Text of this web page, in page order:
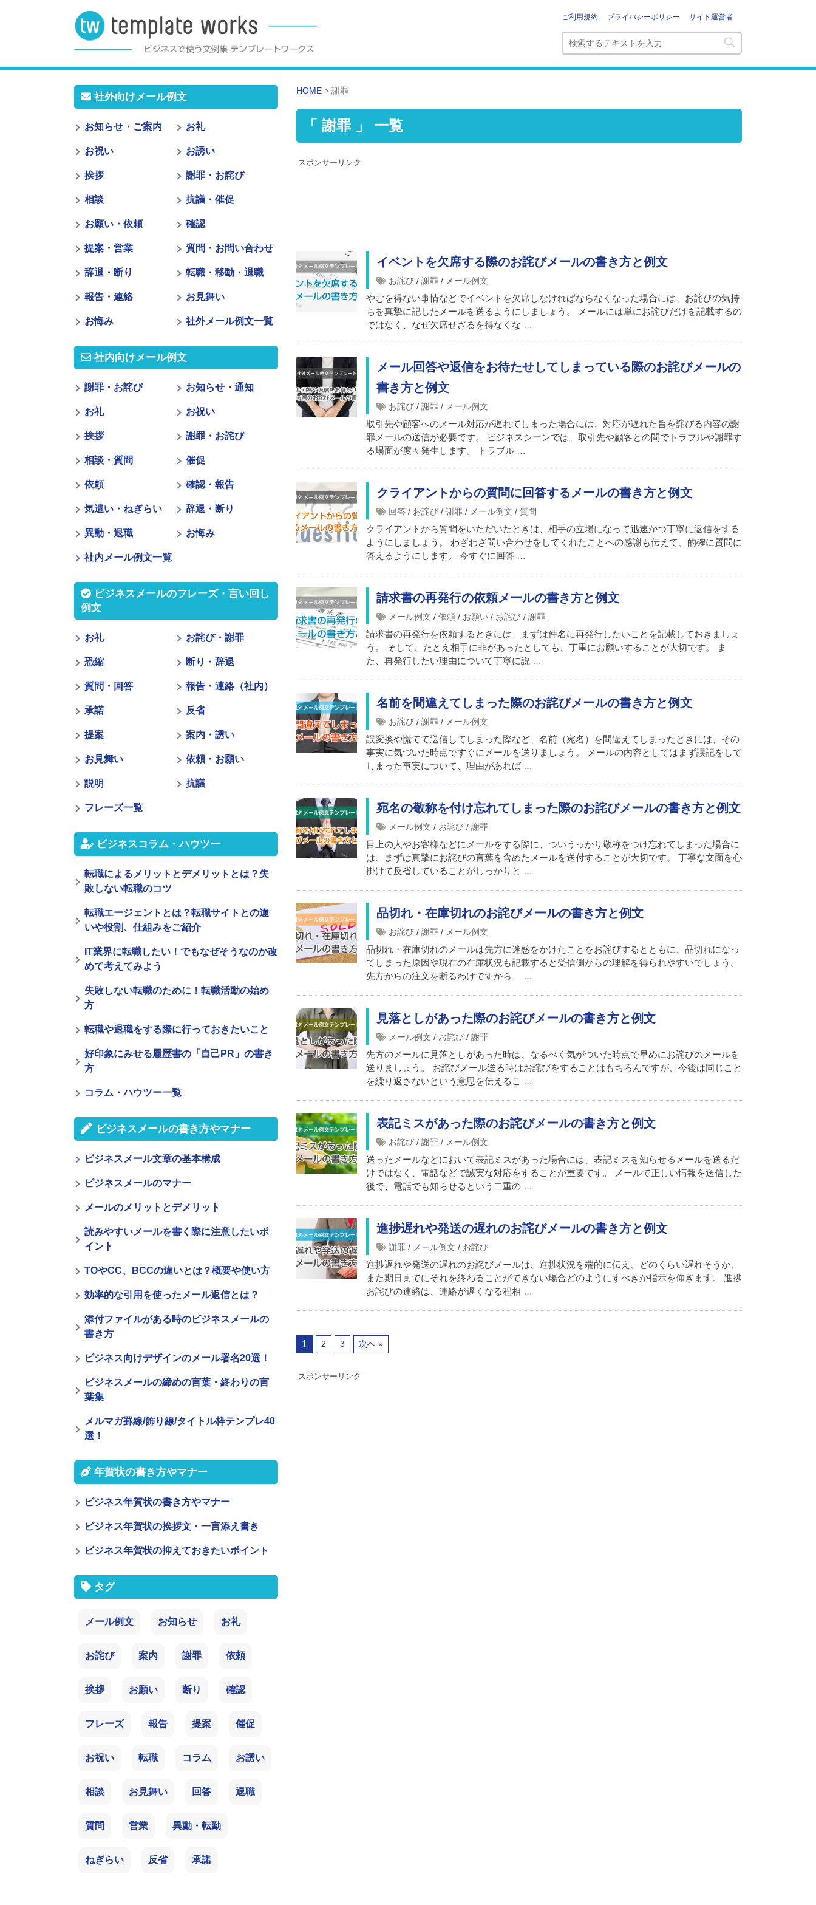
ご利用規約 プライバシーポリシー サイト運営者
HOME > 謝罪
「 謝罪 」 一覧
スポンサーリンク
イベントを欠席する際のお詫びメールの書き方と例文
お詫び / 謝罪 / メール例文
やむを得ない事情などでイベントを欠席しなければならなくなった場合には、お詫びの気持
ちを真摯に記したメールを送るようにしましょう。 メールには単にお詫びだけを記載するの
ではなく、なぜ欠席せざるを得なくな …
メール回答や返信をお待たせしてしまっている際のお詫びメールの
書き方と例文
お詫び / 謝罪 / メール例文
取引先や顧客へのメール対応が遅れてしまった場合には、対応が遅れた旨を詫びる内容の謝
罪メールの送信が必要です。 ビジネスシーンでは、取引先や顧客との間でトラブルや謝罪す
る場面が度々発生します。 トラブル …
クライアントからの質問に回答するメールの書き方と例文
回答 / お詫び / 謝罪 / メール例文 / 質問
クライアントから質問をいただいたときは、相手の立場になって迅速かつ丁寧に返信をする
ようにしましょう。 わざわざ問い合わせをしてくれたことへの感謝も伝えて、的確に質問に
答えるようにします。 今すぐに回答 …
請求書の再発行の依頼メールの書き方と例文
メール例文 / 依頼 / お願い / お詫び / 謝罪
請求書の再発行を依頼するときには、まずは件名に再発行したいことを記載しておきましょ
う。 そして、たとえ相手に非があったとしても、丁重にお願いすることが大切です。 ま
た、再発行したい理由について丁寧に説 …
名前を間違えてしまった際のお詫びメールの書き方と例文
お詫び / 謝罪 / メール例文
誤変換や慌てて送信してしまった際など、名前（宛名）を間違えてしまったときには、その
事実に気づいた時点ですぐにメールを送りましょう。 メールの内容としてはまず誤記をして
しまった事実について、理由があれば …
宛名の敬称を付け忘れてしまった際のお詫びメールの書き方と例文
メール例文 / お詫び / 謝罪
目上の人やお客様などにメールをする際に、ついうっかり敬称をつけ忘れてしまった場合に
は、まずは真摯にお詫びの言葉を含めたメールを送付することが大切です。 丁寧な文面を心
掛けて反省していることがしっかりと …
品切れ・在庫切れのお詫びメールの書き方と例文
お詫び / 謝罪 / メール例文
品切れ・在庫切れのメールは先方に迷惑をかけたことをお詫びするとともに、品切れになっ
てしまった原因や現在の在庫状況も記載すると受信側からの理解を得られやすいでしょう。
先方からの注文を断るわけですから、 …
見落としがあった際のお詫びメールの書き方と例文
メール例文 / お詫び / 謝罪
先方のメールに見落としがあった時は、なるべく気がついた時点で早めにお詫びのメールを
送りましょう。 お詫びメール送る時はお詫びをすることはもちろんですが、今後は同じこと
を繰り返さないという意思を伝えるこ …
表記ミスがあった際のお詫びメールの書き方と例文
お詫び / 謝罪 / メール例文
送ったメールなどにおいて表記ミスがあった場合には、表記ミスを知らせるメールを送るだ
けではなく、電話などで誠実な対応をすることが重要です。 メールで正しい情報を送信した
後で、電話でも知らせるという二重の …
進捗遅れや発送の遅れのお詫びメールの書き方と例文
謝罪 / メール例文 / お詫び
進捗遅れや発送の遅れのお詫びメールは、進捗状況を端的に伝え、どのくらい遅れそうか、
また期日までにそれを終わることができない場合どのようにすべきか指示を仰ぎます。 進捗
お詫びの連絡は、連絡が遅くなる程相 …
1 2 3 次へ »
スポンサーリンク
社外向けメール例文
お知らせ・ご案内 お礼
お祝い お誘い
挨拶 謝罪・お詫び
相談 抗議・催促
お願い・依頼 確認
提案・営業 質問・お問い合わせ
辞退・断り 転職・移動・退職
報告・連絡 お見舞い
お悔み 社外メール例文一覧
社内向けメール例文
謝罪・お詫び お知らせ・通知
お礼 お祝い
挨拶 謝罪・お詫び
相談・質問 催促
依頼 確認・報告
気遣い・ねぎらい 辞退・断り
異動・退職 お悔み
社内メール例文一覧
ビジネスメールのフレーズ・言い回し
例文
お礼 お詫び・謝罪
恐縮 断り・辞退
質問・回答 報告・連絡（社内）
承諾 反省
提案 案内・誘い
お見舞い 依頼・お願い
説明 抗議
フレーズ一覧
ビジネスコラム・ハウツー
転職によるメリットとデメリットとは？失
敗しない転職のコツ
転職エージェントとは？転職サイトとの違
いや役割、仕組みをご紹介
IT業界に転職したい！でもなぜそうなのか改
めて考えてみよう
失敗しない転職のために！転職活動の始め
方
転職や退職をする際に行っておきたいこと
好印象にみせる履歴書の「自己PR」の書き
方
コラム・ハウツー一覧
ビジネスメールの書き方やマナー
ビジネスメール文章の基本構成
ビジネスメールのマナー
メールのメリットとデメリット
読みやすいメールを書く際に注意したいポ
イント
TOやCC、BCCの違いとは？概要や使い方
効率的な引用を使ったメール返信とは？
添付ファイルがある時のビジネスメールの
書き方
ビジネス向けデザインのメール署名20選！
ビジネスメールの締めの言葉・終わりの言
葉集
メルマガ罫線/飾り線/タイトル枠テンプレ40
選！
年賀状の書き方やマナー
ビジネス年賀状の書き方やマナー
ビジネス年賀状の挨拶文・一言添え書き
ビジネス年賀状の抑えておきたいポイント
タグ
メール例文 お知らせ お礼
お詫び 案内 謝罪 依頼
挨拶 お願い 断り 確認
フレーズ 報告 提案 催促
お祝い 転職 コラム お誘い
相談 お見舞い 回答 退職
質問 営業 異動・転勤
ねぎらい 反省 承諾